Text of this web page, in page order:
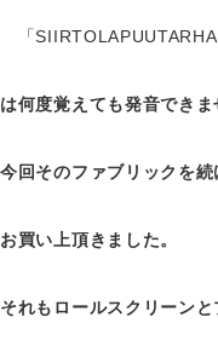
「SIIRTOLAPUUTARHA
は何度覚えても発音できま
今回そのファブリックを
お買い上頂きました。
それもロールスクリーン